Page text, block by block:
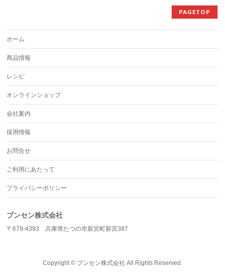
PAGETOP
ホーム
商品情報
レシピ
オンラインショップ
会社案内
採用情報
お問合せ
ご利用にあたって
プライバシーポリシー
ブンセン株式会社
〒679-4393 兵庫県たつの市新宮町新宮387
Copyright © ブンセン株式会社 All Rights Reserved.